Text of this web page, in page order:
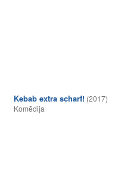
Kebab extra scharf! (2017)
Komēdija